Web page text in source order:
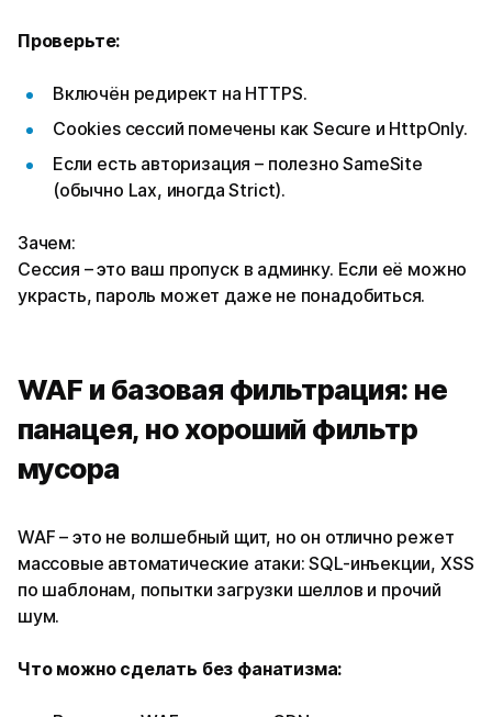
Проверьте:
Включён редирект на HTTPS.
Cookies сессий помечены как Secure и HttpOnly.
Если есть авторизация – полезно SameSite
(обычно Lax, иногда Strict).
Зачем:
Сессия – это ваш пропуск в админку. Если её можно
украсть, пароль может даже не понадобиться.
WAF и базовая фильтрация: не
панацея, но хороший фильтр
мусора
WAF – это не волшебный щит, но он отлично режет
массовые автоматические атаки: SQL-инъекции, XSS
по шаблонам, попытки загрузки шеллов и прочий
шум.
Что можно сделать без фанатизма: